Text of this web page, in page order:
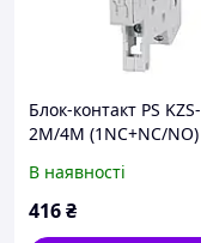
Блок-контакт PS KZS-
2M/4M (1NC+NC/NO)
В наявності
416₴